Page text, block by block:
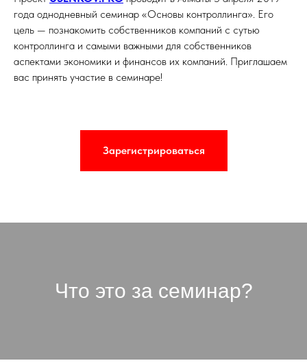
года однодневный семинар «Основы контроллинга». Его
цель — познакомить собственников компаний с сутью
контроллинга и самыми важными для собственников
аспектами экономики и финансов их компаний. Приглашаем
вас принять участие в семинаре!
Зарегистрироваться
Что это за семинар?